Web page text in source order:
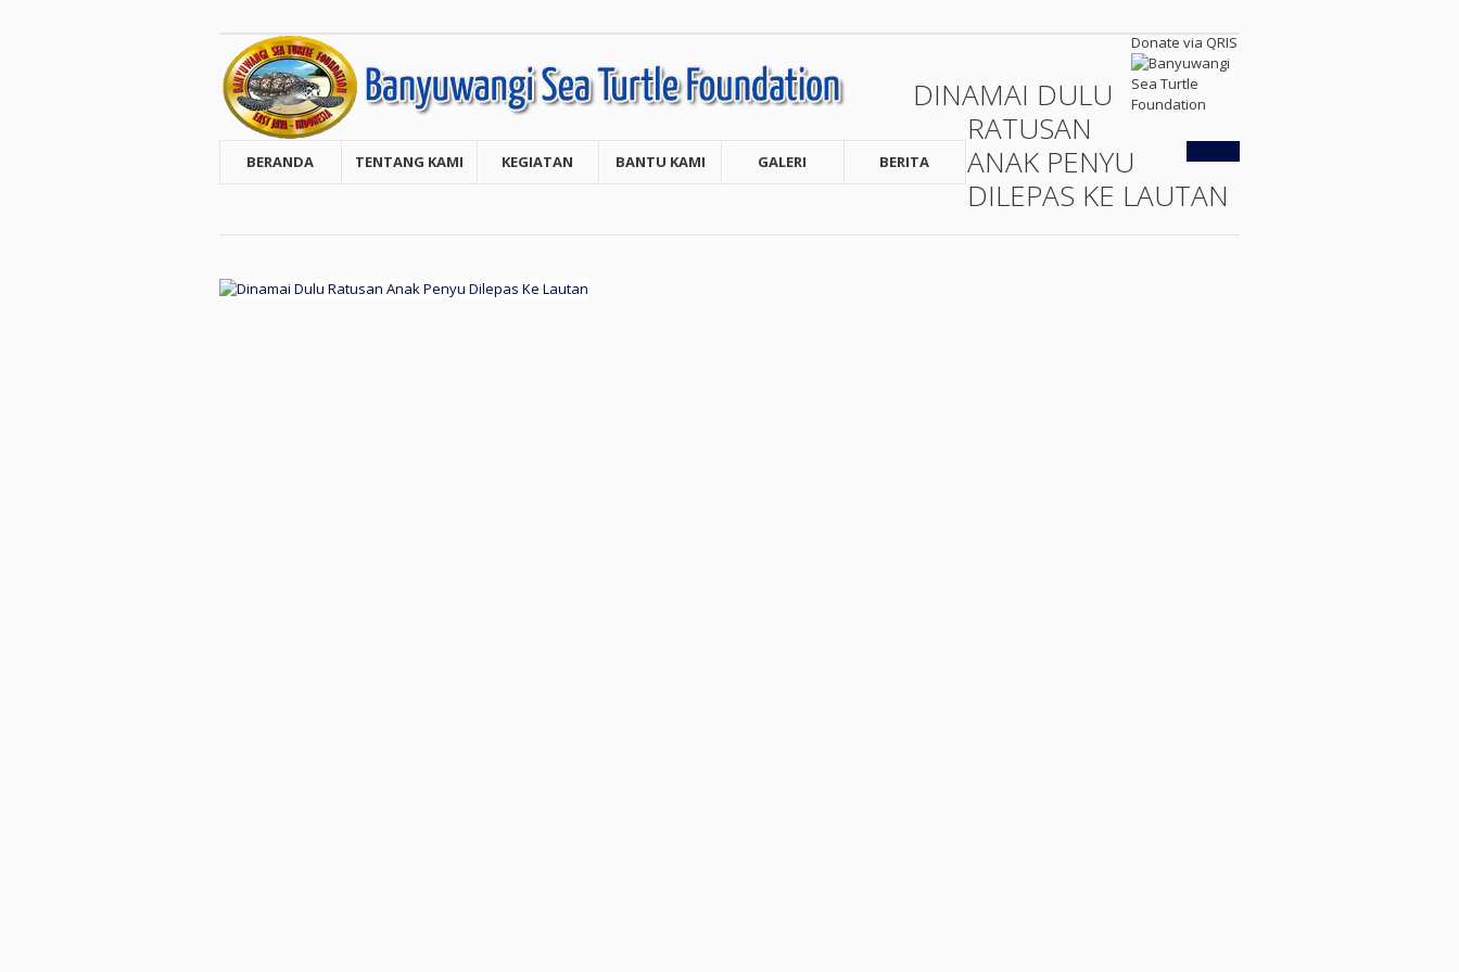
Donate via QRIS
BERANDA TENTANG KAMI KEGIATAN BANTU KAMI GALERI BERITA
DINAMAI DULU
RATUSAN
ANAK PENYU
DILEPAS KE LAUTAN